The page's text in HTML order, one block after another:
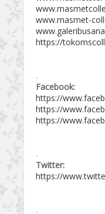
www.masmet-
https://
.
Facebook:
https://
https://
https://
.
Twitter:
https://
.